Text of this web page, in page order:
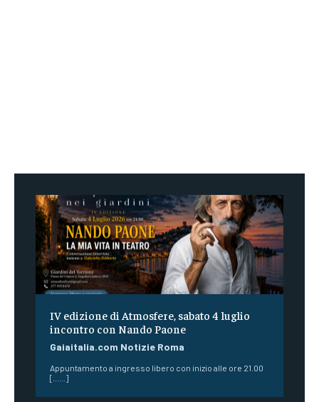
IV edizione di Atmosfere, sabato 4 luglio
incontro con Nando Paone
Gaiaitalia.com Notizie Roma
Appuntamento a ingresso libero con inizio alle ore 21.00
[......]